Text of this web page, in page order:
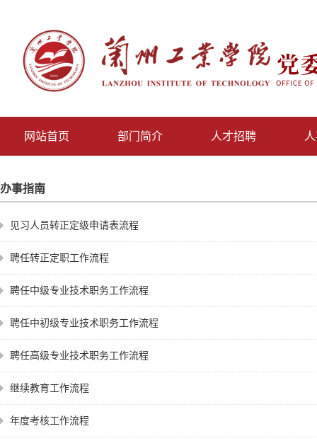
网站首页 部门简介 人才招聘
办事指南
见习人员转正定级申请表流程
聘任转正定职工作流程
聘任中级专业技术职务工作流程
聘任中初级专业技术职务工作流程
聘任高级专业技术职务工作流程
继续教育工作流程
年度考核工作流程